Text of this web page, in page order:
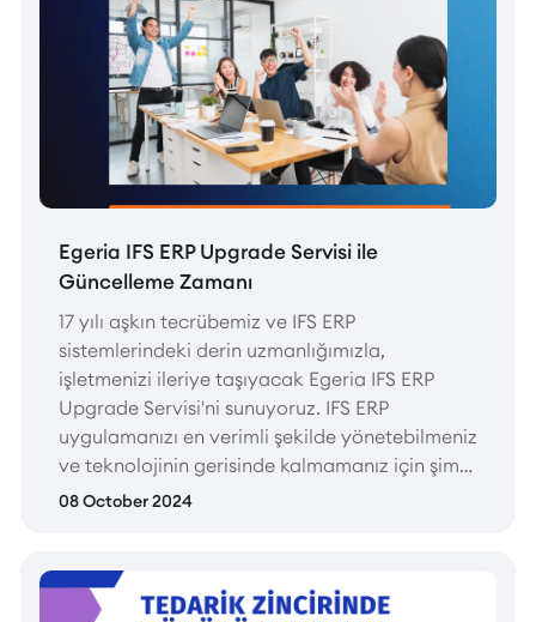
Egeria IFS ERP Upgrade Servisi ile
Güncelleme Zamanı
17 yılı aşkın tecrübemiz ve IFS ERP
sistemlerindeki derin uzmanlığımızla,
işletmenizi ileriye taşıyacak Egeria IFS ERP
Upgrade Servisi'ni sunuyoruz. IFS ERP
uygulamanızı en verimli şekilde yönetebilmeniz
ve teknolojinin gerisinde kalmamanız için şimdi
güncelleme zamanı!
08 October 2024